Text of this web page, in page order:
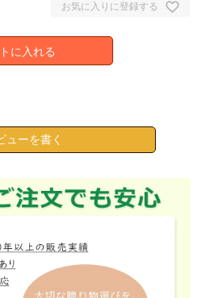
お気に入りに登録する
に入れる
ューを書く